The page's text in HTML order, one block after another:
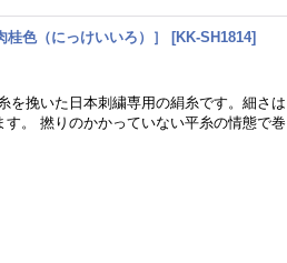
色（にっけいいろ）］ [KK-SH1814]
を挽いた日本刺繍専用の絹糸です。細さは
。 撚りのかかっていない平糸の情態で巻